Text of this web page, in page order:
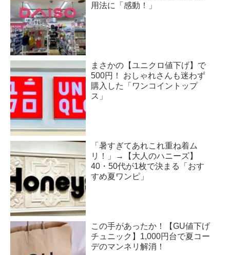
用法に「感動！」
まさかの【ユニクロ値下げ】で
500円！ おしゃれさんも迷わず
購入した「ワンコイントップ
ス」
「暑すぎてあれこれ重ね着ム
リ！」→【大人のハニーズ】
40・50代が1枚で決まる「おす
すめ夏ワンピ」
この手があったか！【GU値下げ
チュニック】1,000円台で夏コー
デのマンネリ解消！